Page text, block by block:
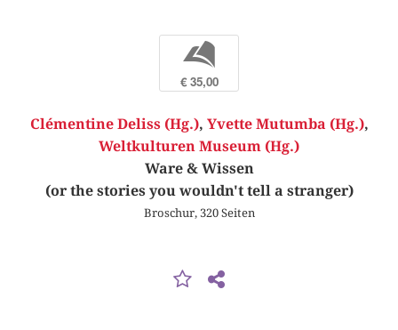
b
€ 35,00
Clémentine Deliss (Hg.), Yvette Mutumba (Hg.),
Weltkulturen Museum (Hg.)
Ware & Wissen
(or the stories you wouldn't tell a stranger)
Broschur, 320 Seiten